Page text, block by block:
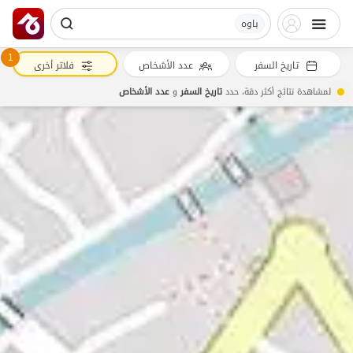
باوه
تاريخ السفر عدد الأشخاص 1 فلاتر أخرى
لمشاهدة نتائج أكثر دقة، حددتاريخ السفروعدد الأشخاص